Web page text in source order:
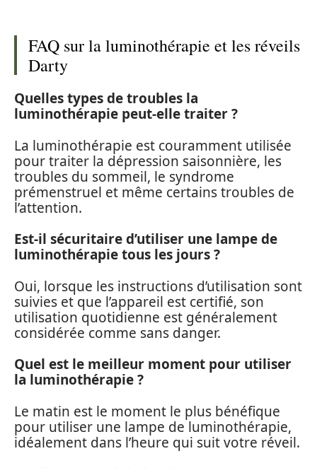
FAQ sur la luminothérapie et les réveils
Darty
Quelles types de troubles la
luminothérapie peut-elle traiter ?
La luminothérapie est couramment utilisée
pour traiter la dépression saisonnière, les
troubles du sommeil, le syndrome
prémenstruel et même certains troubles de
l’attention.
Est-il sécuritaire d’utiliser une lampe de
luminothérapie tous les jours ?
Oui, lorsque les instructions d’utilisation sont
suivies et que l’appareil est certifié, son
utilisation quotidienne est généralement
considérée comme sans danger.
Quel est le meilleur moment pour utiliser
la luminothérapie ?
Le matin est le moment le plus bénéfique
pour utiliser une lampe de luminothérapie,
idéalement dans l’heure qui suit votre réveil.